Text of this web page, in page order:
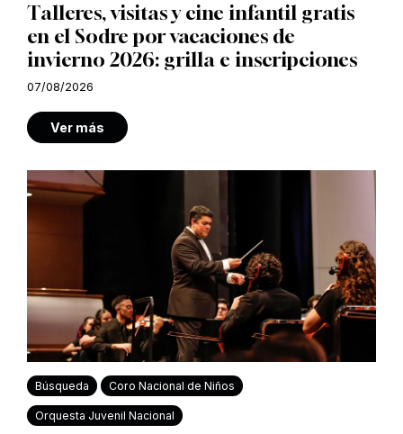
Talleres, visitas y cine infantil gratis
en el Sodre por vacaciones de
invierno 2026: grilla e inscripciones
07/08/2026
Ver más
Búsqueda Coro Nacional de Niños
Orquesta Juvenil Nacional